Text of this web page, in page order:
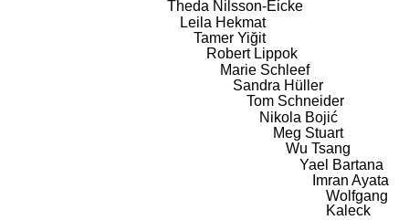
Theda Nilsson-Eicke
Leila Hekmat
Tamer Yiğit
Robert Lippok
Marie Schleef
Sandra Hüller
Tom Schneider
Nikola Bojić
Meg Stuart
Wu Tsang
Yael Bartana
Imran Ayata
Wolfgang
Kaleck